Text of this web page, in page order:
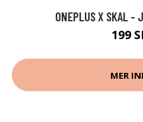
ONEPLUS X SKAL -
199
MER